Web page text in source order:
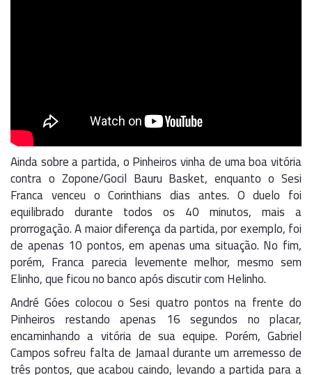
Ainda sobre a partida, o Pinheiros vinha de uma boa vitória
contra o Zopone/Gocil Bauru Basket, enquanto o Sesi
Franca venceu o Corinthians dias antes. O duelo foi
equilibrado durante todos os 40 minutos, mais a
prorrogação. A maior diferença da partida, por exemplo, foi
de apenas 10 pontos, em apenas uma situação. No fim,
porém, Franca parecia levemente melhor, mesmo sem
Elinho, que ficou no banco após discutir com Helinho.
André Góes colocou o Sesi quatro pontos na frente do
Pinheiros restando apenas 16 segundos no placar,
encaminhando a vitória de sua equipe. Porém, Gabriel
Campos sofreu falta de Jamaal durante um arremesso de
três pontos, que acabou caindo, levando a partida para a